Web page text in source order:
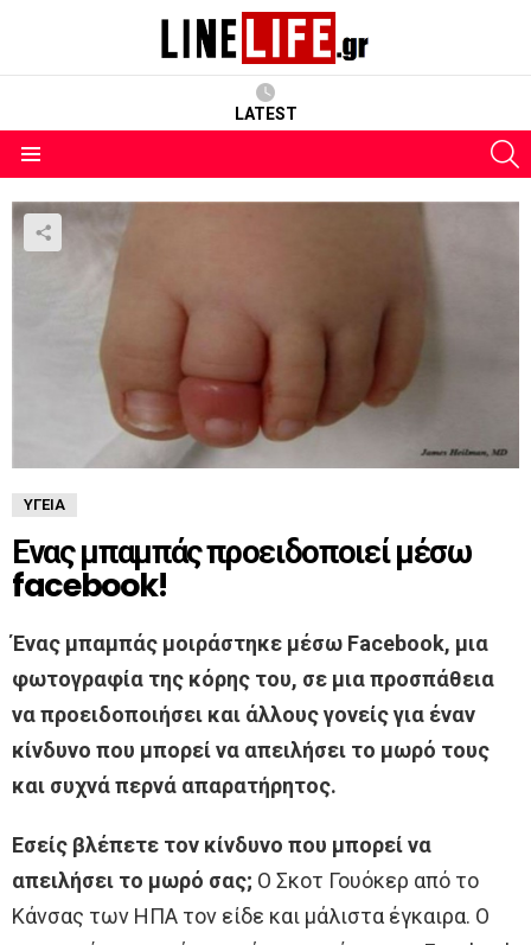
LATEST
ΥΓΕΊΑ
Ενας μπαμπάς προειδοποιεί μέσω
facebook!
Ένας μπαμπάς μοιράστηκε μέσω Facebook, μια
φωτογραφία της κόρης του, σε μια προσπάθεια
να προειδοποιήσει και άλλους γονείς για έναν
κίνδυνο που μπορεί να απειλήσει το μωρό τους
και συχνά περνά απαρατήρητος.
Εσείς βλέπετε τον κίνδυνο που μπορεί να
απειλήσει το μωρό σας; Ο Σκοτ Γουόκερ από το
Κάνσας των ΗΠΑ τον είδε και μάλιστα έγκαιρα. Ο